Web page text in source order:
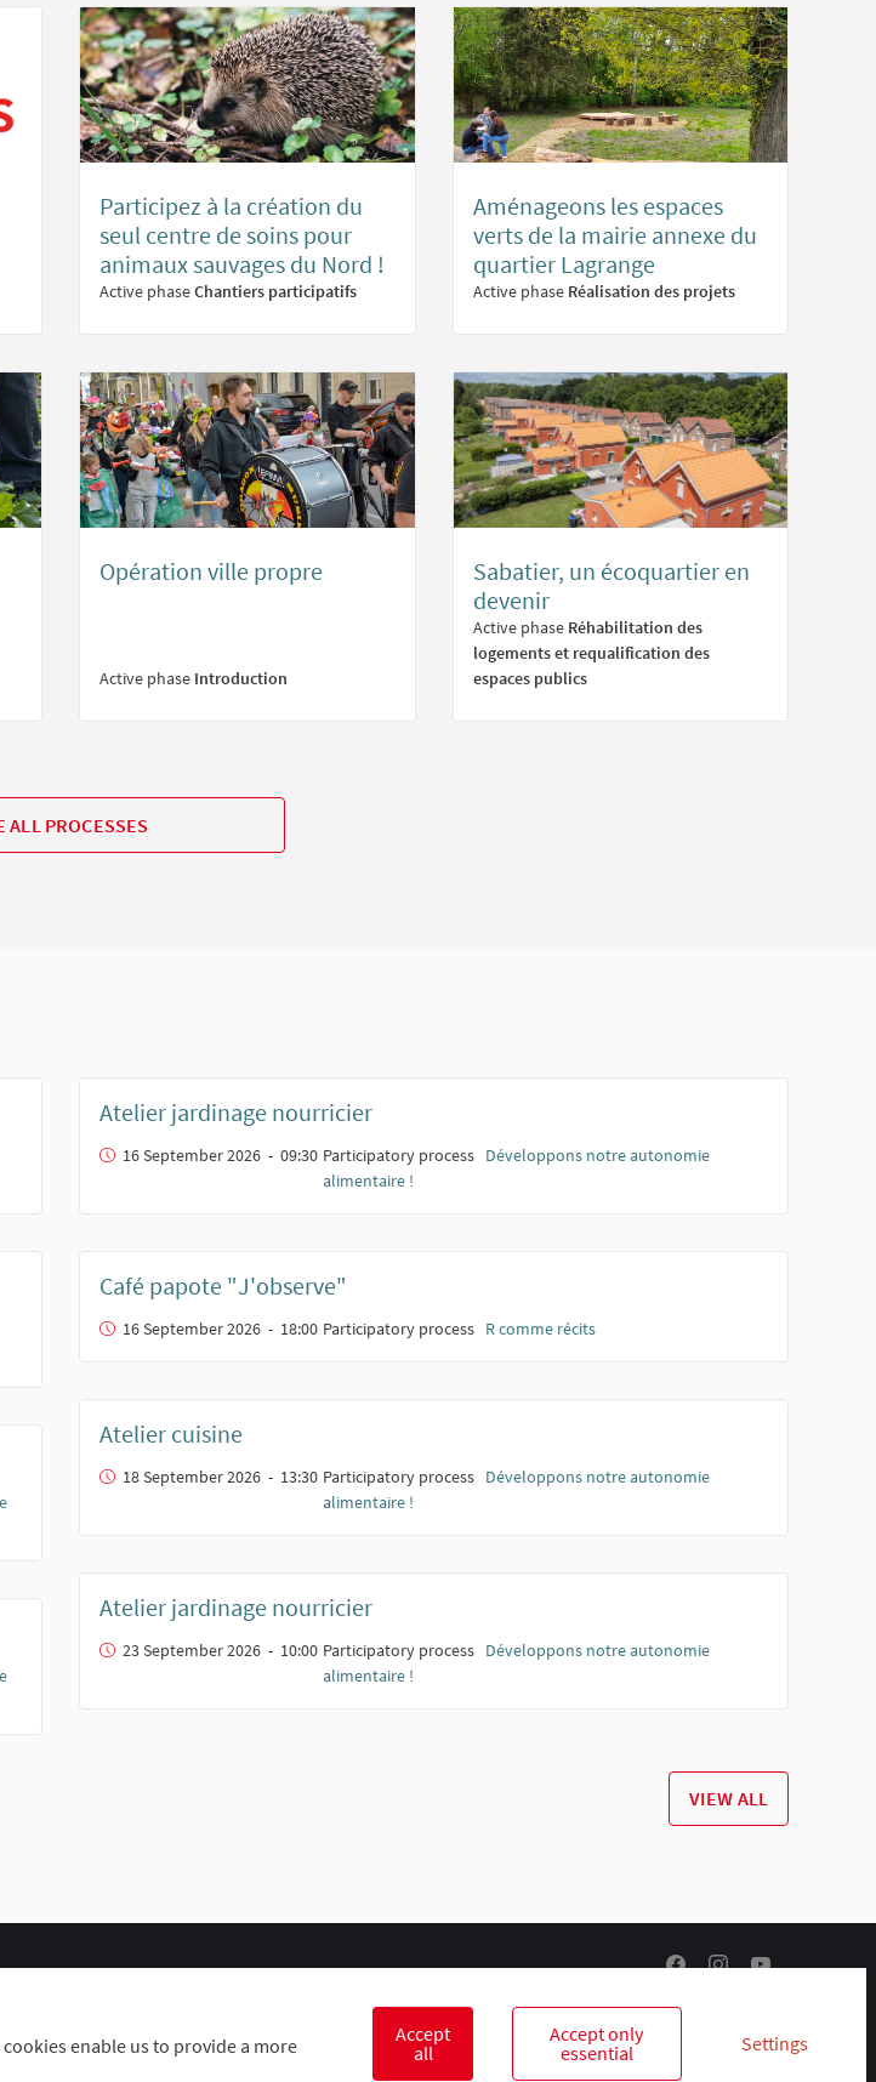
enable us to provide a more
Accept
all
Accept only
essential
Settings
Participez à la création du
seul centre de soins pour
animaux sauvages du Nord !
Active phaseChantiers participatifs
Aménageons les espaces
verts de la mairie annexe du
quartier Lagrange
Active phase Réalisation des projets
Opération ville propre
Active phase Introduction
Sabatier, un écoquartier en
devenir
Active phase Réhabilitation des
logements et requalification des
espaces publics
ALL PROCESSES
Atelier jardinage nourricier
16 September 2026 - 09:30 Participatory process Développons notre autonomie
alimentaire !
Café papote "J'observe"
16 September 2026 - 18:00 Participatory process R comme récits
Atelier cuisine
18 September 2026 - 13:30 Participatory process Développons notre autonomie
alimentaire !
Atelier jardinage nourricier
23 September 2026 - 10:00 Participatory process Développons notre autonomie
alimentaire !
VIEW ALL
R-lab, le laboratoire de
R-lab, le laboratoire
R-lab, le